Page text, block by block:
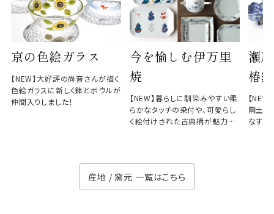
京の色絵ガラス
【NEW】大好評の尚音さんが描く
色絵ガラスに新しく鉢とボウルが
仲間入りしました！
今を愉しむ伊万里
焼
【NEW】暮らしに馴染みやすい柔
らかなタッチの染付や、可愛らし
く絵付けされた古典柄が魅力の
瀬
椿窯
【
陶土と
なす、
産地 / 窯元 一覧はこちら